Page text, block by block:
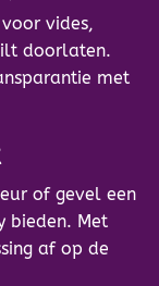
vides,
doorlaten.
met
of gevel een
bieden. Met
af op de